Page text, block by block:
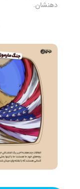
شنیدنی
جستجو
جستجو
دهنشان.